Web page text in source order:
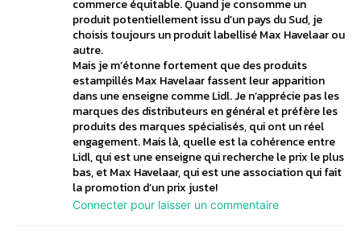
commerce équitable. Quand je consomme un
produit potentiellement issu d’un pays du Sud, je
choisis toujours un produit labellisé Max Havelaar ou
autre.
Mais je m’étonne fortement que des produits
estampillés Max Havelaar fassent leur apparition
dans une enseigne comme Lidl. Je n’apprécie pas les
marques des distributeurs en général et préfère les
produits des marques spécialisés, qui ont un réel
engagement. Mais là, quelle est la cohérence entre
Lidl, qui est une enseigne qui recherche le prix le plus
bas, et Max Havelaar, qui est une association qui fait
la promotion d’un prix juste!
Connecter pour laisser un commentaire